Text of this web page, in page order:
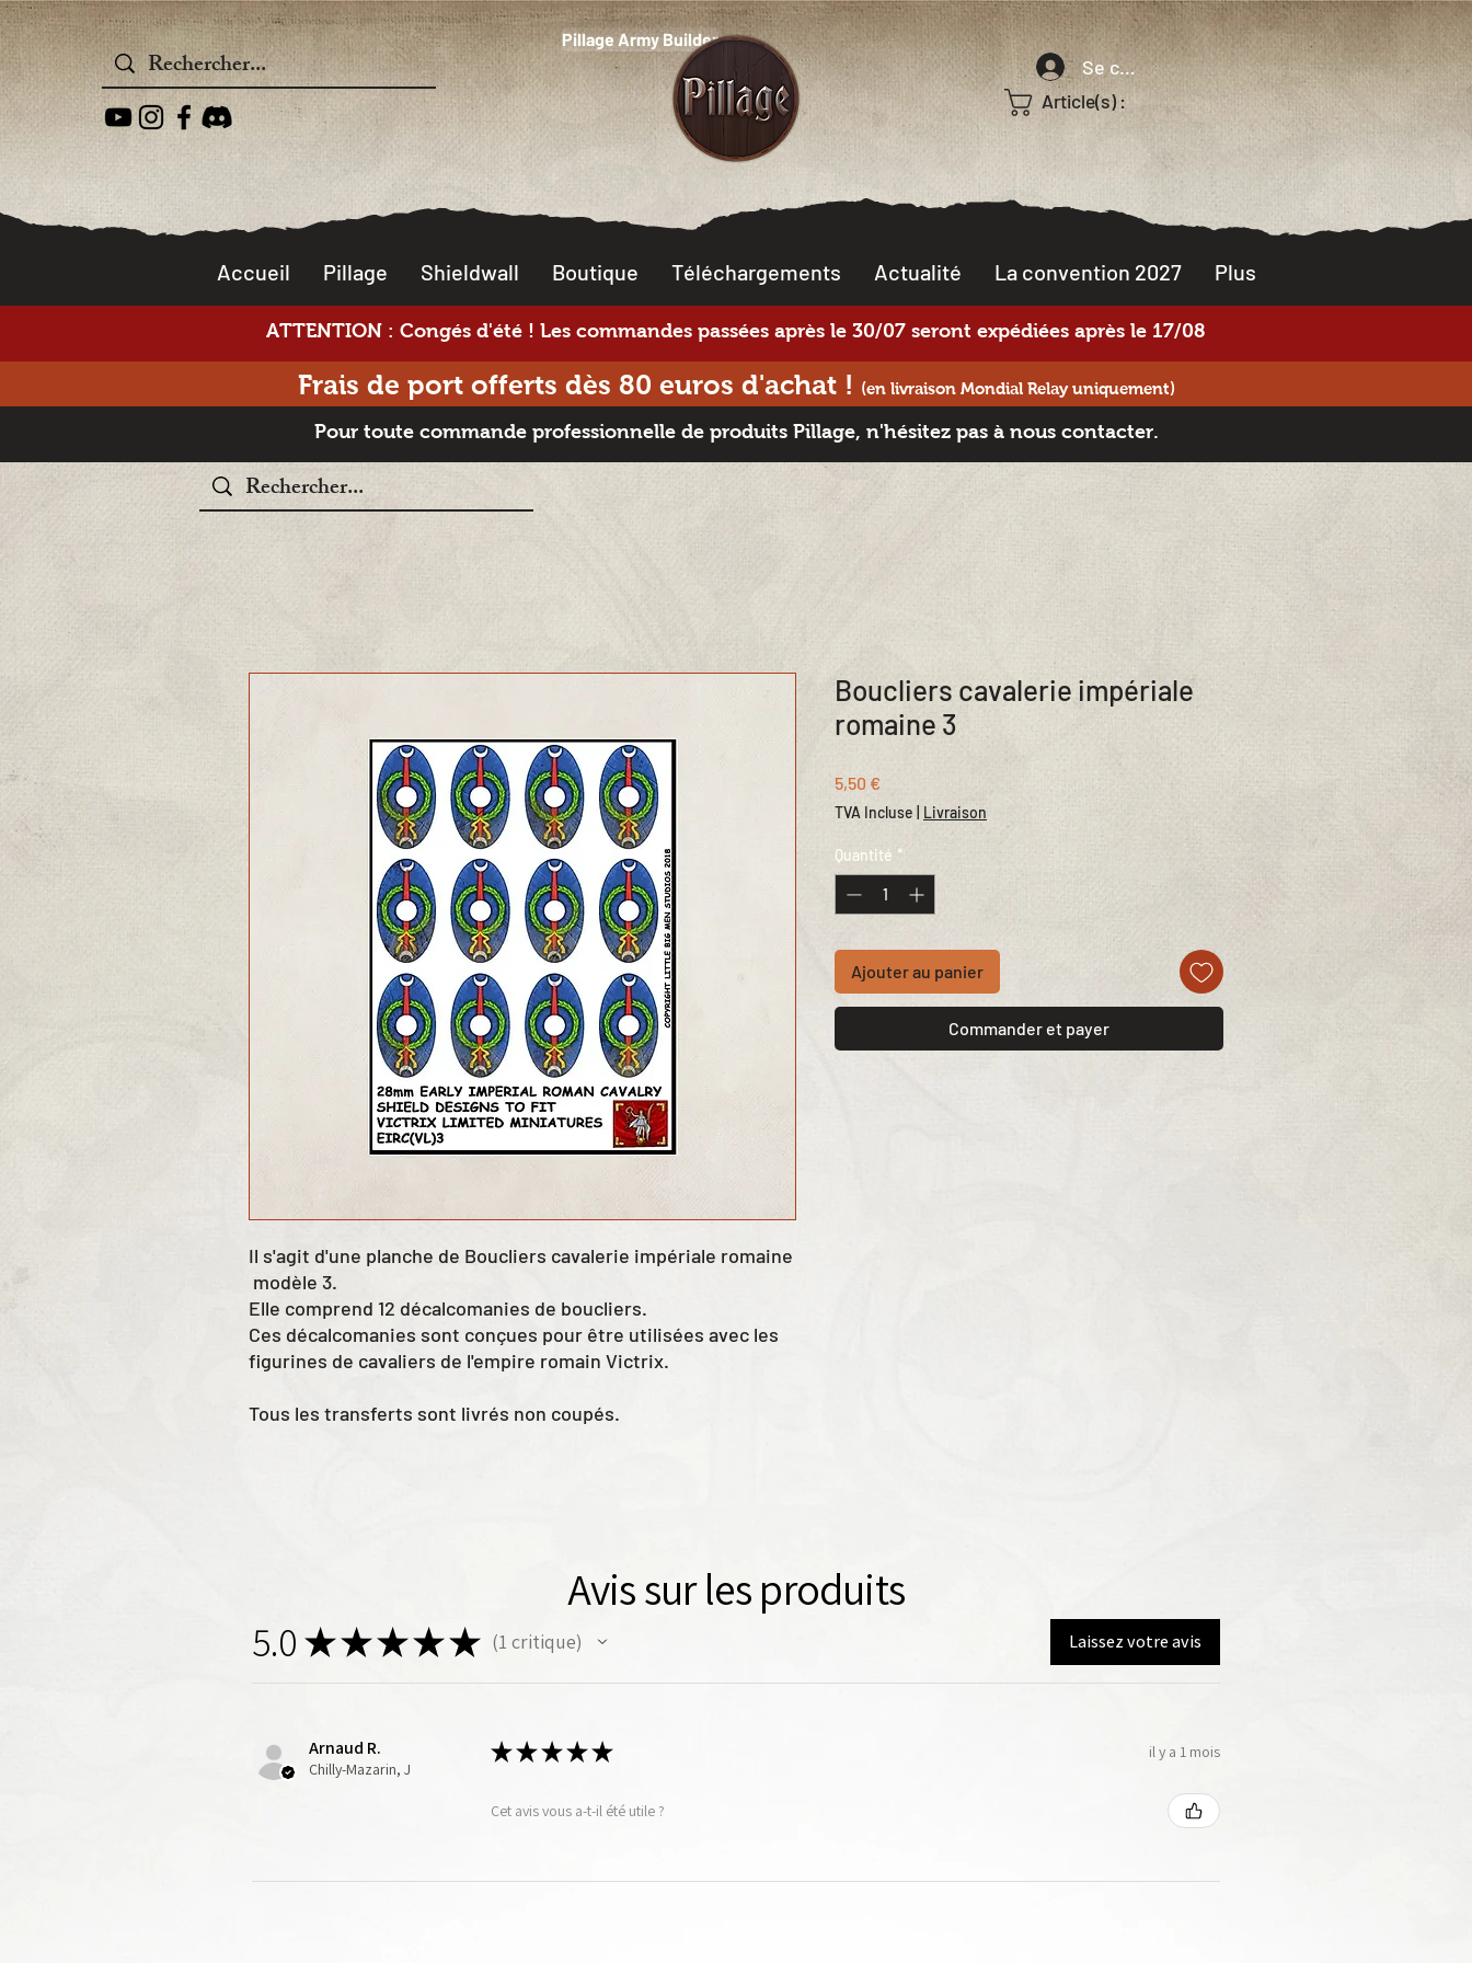
Pillage Army Builder
Se connecter
Article(s) :
Accueil Pillage Shieldwall Boutique Téléchargements Actualité La convention 2027 Plus
ATTENTION : Congés d'été ! Les commandes passées après le 30/07 seront expédiées après le 17/08
Frais de port offerts dès 80 euros d'achat ! (en livraison Mondial Relay uniquement)
Pour toute commande professionnelle de produits Pillage, n'hésitez pas à nous contacter.
Il s'agit d'une planche de Boucliers cavalerie impériale romaine
modèle 3.
Elle comprend 12 décalcomanies de boucliers.
Ces décalcomanies sont conçues pour être utilisées avec les
figurines de cavaliers de l'empire romain Victrix.
Tous les transferts sont livrés non coupés.
Boucliers cavalerie impériale
romaine 3
5,50 €
TVA Incluse Livraison
Quantité *
Ajouter au panier
Commander et payer
Avis sur les produits
5.0 ★★★★★ 1 critique Laissez votre avis
Arnaud R.
Chilly-Mazarin, J
★★★★★ il y a 1 mois
Cet avis vous a-t-il été utile ?